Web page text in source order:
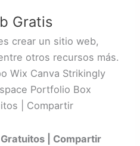
Gratis
crear un sitio web,
otros recursos más.
Wix Canva Strikingly
Portfolio Box
| Compartir
| Compartir